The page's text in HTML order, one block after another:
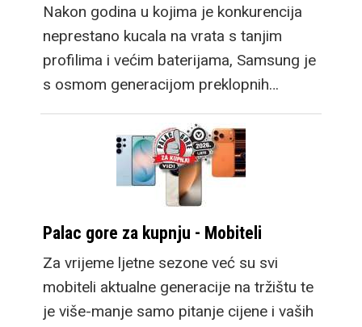
Nakon godina u kojima je konkurencija
neprestano kucala na vrata s tanjim
profilima i većim baterijama, Samsung je
s osmom generacijom preklopnih…
Palac gore za kupnju - Mobiteli
Za vrijeme ljetne sezone već su svi
mobiteli aktualne generacije na tržištu te
je više-manje samo pitanje cijene i vaših